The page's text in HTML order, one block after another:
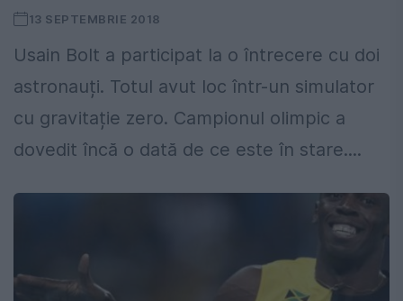
13 SEPTEMBRIE 2018
Usain Bolt a participat la o întrecere cu doi
astronauți. Totul avut loc într-un simulator
cu gravitație zero. Campionul olimpic a
dovedit încă o dată de ce este în stare....